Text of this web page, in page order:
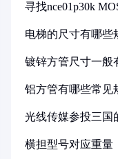
寻找nce01p30k
电梯的尺寸有哪些
镀锌方管尺寸一般
铝方管有哪些常见
光线传媒参投三国
横担型号对应重量